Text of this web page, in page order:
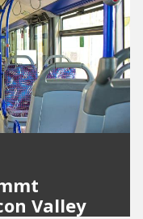
Valley